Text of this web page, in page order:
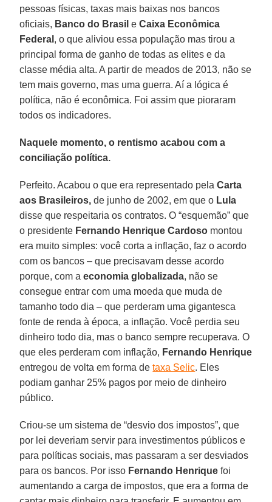
pessoas físicas, taxas mais baixas nos bancos
oficiais, Banco do Brasil eCaixa Econômica
Federal , o que aliviou essa população mas tirou a
principal forma de ganho de todas as elites e da
classe média alta. A partir de meados de 2013, não se
tem mais governo, mas uma guerra. Aí a lógica é
política, não é econômica. Foi assim que pioraram
todos os indicadores.
Naquele momento, o rentismo acabou com a
conciliação política.
Perfeito. Acabou o que era representado pelaCarta
aos Brasileiros, de junho de 2002, em que o Lula
disse que respeitaria os contratos. O “esquemão” que
o presidente Fernando Henrique Cardoso montou
era muito simples: você corta a inflação, faz o acordo
com os bancos – que precisavam desse acordo
porque, com aeconomia globalizada, não se
consegue entrar com uma moeda que muda de
tamanho todo dia – que perderam uma gigantesca
fonte de renda à época, a inflação. Você perdia seu
dinheiro todo dia, mas o banco sempre recuperava. O
que eles perderam com inflação, Fernando Henrique
entregou de volta em forma detaxa Selic. Eles
podiam ganhar 25% pagos por meio de dinheiro
público.
Criou-se um sistema de “desvio dos impostos”, que
por lei deveriam servir para investimentos públicos e
para políticas sociais, mas passaram a ser desviados
para os bancos. Por isso Fernando Henrique foi
aumentando a carga de impostos, que era a forma de